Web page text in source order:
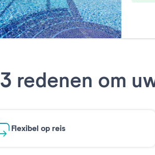
3 redenen om
Flexibel op reis